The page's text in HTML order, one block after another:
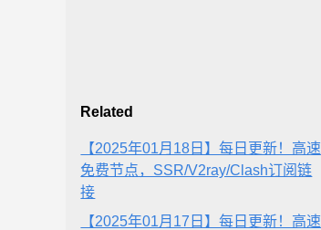
Related
【2025年01月18日】每日更新！高速
免费节点，SSR/V2ray/Clash订阅链
接
【2025年01月17日】每日更新！高速